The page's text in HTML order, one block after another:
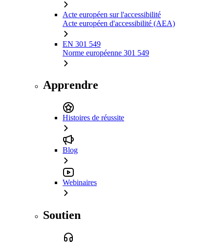
Acte européen sur l'accessibilité
Acte européen d'accessibilité (AEA)
EN 301 549
Norme européenne 301 549
Apprendre
Histoires de réussite
Blog
Webinaires
Soutien